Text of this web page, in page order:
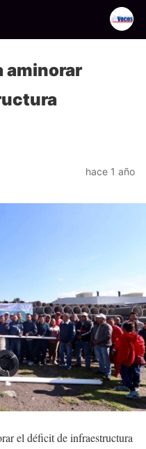
aminorar
hace 1 año
el déficit de infraestructura